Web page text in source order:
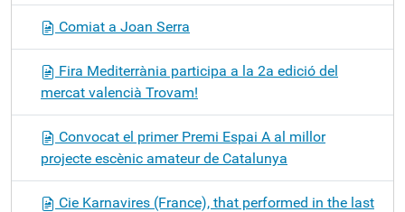
Comiat a Joan Serra
Fira Mediterrània participa a la 2a edició del
mercat valencià Trovam!
Convocat el primer Premi Espai A al millor
projecte escènic amateur de Catalunya
Cie Karnavires (France), that performed in the last